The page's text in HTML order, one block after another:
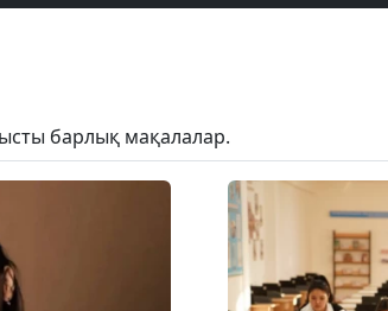
барлық мақалалар.